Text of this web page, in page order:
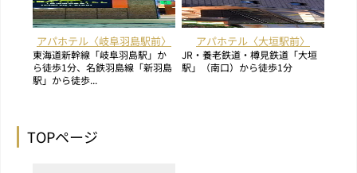
アパホテル〈岐阜羽島駅前〉
東海道新幹線「岐阜羽島駅」か
ら徒歩1分、名鉄羽島線「新羽島
駅」から徒歩...
アパホテル〈大垣駅前〉
JR・養老鉄道・樽見鉄道「大垣
駅」（南口）から徒歩1分
TOPページ